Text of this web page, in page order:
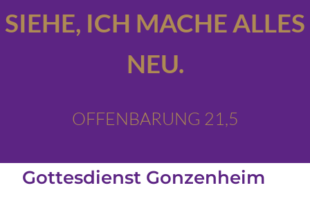
SIEHE, ICH MACHE ALLES
NEU.
OFFENBARUNG 21,5
Gottesdienst Gonzenheim